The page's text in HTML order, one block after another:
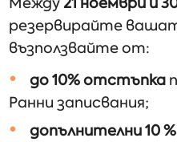
резервирайте
възползвайте от:
до 10% отстъпка
Ранни записвания;
допълнителни 10